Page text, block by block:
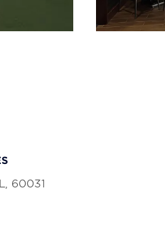
60031